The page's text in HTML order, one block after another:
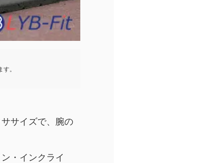
。
サイズで、腕の
・インクライ